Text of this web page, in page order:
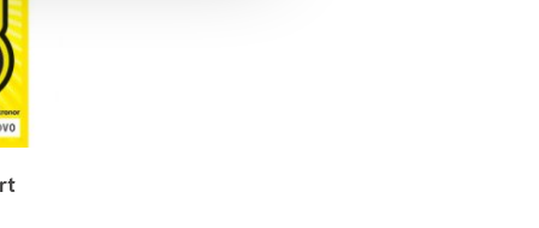
beställaren.
levereras INRIKES, d.v.s. ej till andra länder än Sverige.